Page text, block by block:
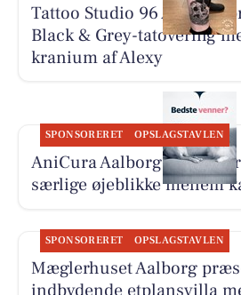
Tattoo Studio 96 Aalborg
Black & Grey-tatovering
kranium af Alexy
SPONSORERET OPSLAGSTAVLEN
AniCura Aalborg
særlige øjeblikke mellem
SPONSORERET OPSLAGSTAVLEN
Mæglerhuset Aalborg